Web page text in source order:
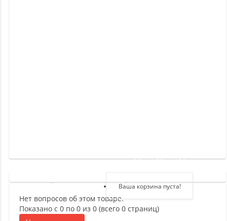
Регистрация
Авторизация
Ваша корзина пуста!
Нет вопросов об этом товаре.
Показано с 0 по 0 из 0 (всего 0 страниц)